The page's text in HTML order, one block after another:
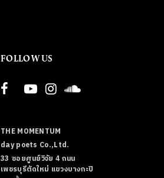
FOLLOW US
THE MOMENTUM
day poets Co.,Ltd.
33 ซอยศูนย์วิจัย 4 ถนน
เพชรบุรีตัดใหม่ แขวงบางกะปิ